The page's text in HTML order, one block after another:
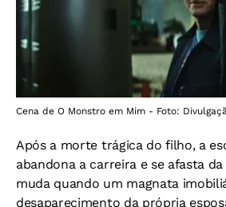
Cena de O Monstro em Mim - Foto:
Após a morte trágica do filho, a
abandona a carreira e se afasta
muda quando um magnata
desaparecimento da própria